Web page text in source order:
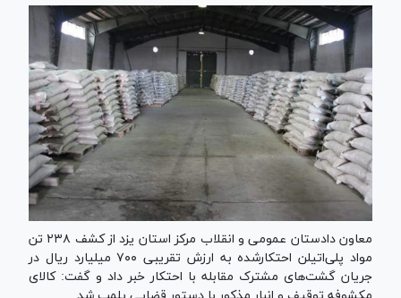
معاون دادستان عمومی و انقلاب مرکز استان یزد از کشف ۲۳۸ تن
مواد پلی‌اتیلن احتکارشده به ارزش تقریبی ۷۰۰ میلیارد ریال در
جریان گشت‌های مشترک مقابله با احتکار خبر داد و گفت: کالای